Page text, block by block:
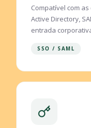
Compatível com
Active Directory,
entrada
SSO / SAML